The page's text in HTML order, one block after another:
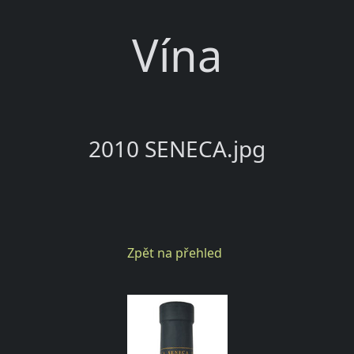
Vína
2010 SENECA.jpg
Zpět na přehled